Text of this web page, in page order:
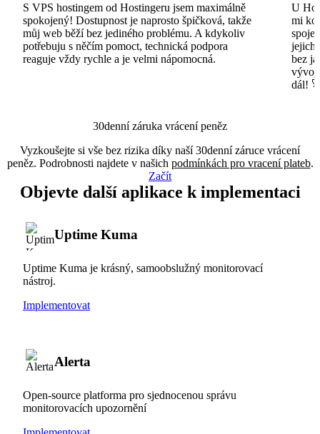
S VPS hostingem od Hostingeru jsem maximálně
spokojený! Dostupnost je naprosto špičková, takže
můj web běží bez jediného problému. A kdykoliv
potřebuju s něčím pomoct, technická podpora
reaguje vždy rychle a je velmi nápomocná.
U
mi
jejich
bez
dál!
30denní záruka vrácení peněz
Vyzkoušejte si vše bez rizika díky naší 30denní záruce vrácení
peněz. Podrobnosti najdete v našich podmínkách pro vracení plateb.
Začít
Objevte další aplikace k implementaci
Uptime Kuma
Uptime Kuma je krásný, samoobslužný monitorovací
nástroj.
Implementovat
Alerta
Open-source platforma pro sjednocenou správu
monitorovacích upozornění